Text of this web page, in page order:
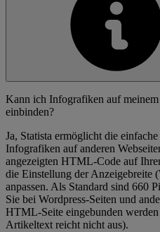
Kann ich Infografiken auf
einbinden?
Ja, Statista ermöglicht die
Infografiken auf anderen
angezeigten HTML-Code auf
die Einstellung der Anzeigebreite
anpassen. Als Standard sind 660
Sie bei Wordpress-Seiten und
HTML-Seite eingebunden
Artikeltext reicht nicht aus).